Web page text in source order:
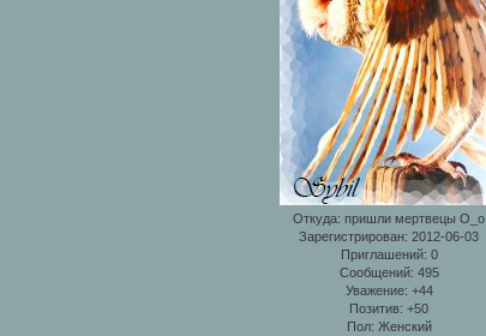
Откуда: пришли мертвецы О_о
Зарегистрирован: 2012-06-03
Приглашений: 0
Сообщений: 495
Уважение: +44
Позитив: +50
Пол: Женский